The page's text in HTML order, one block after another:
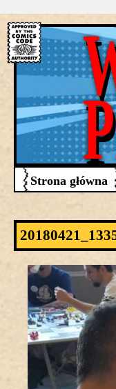
Strona główna